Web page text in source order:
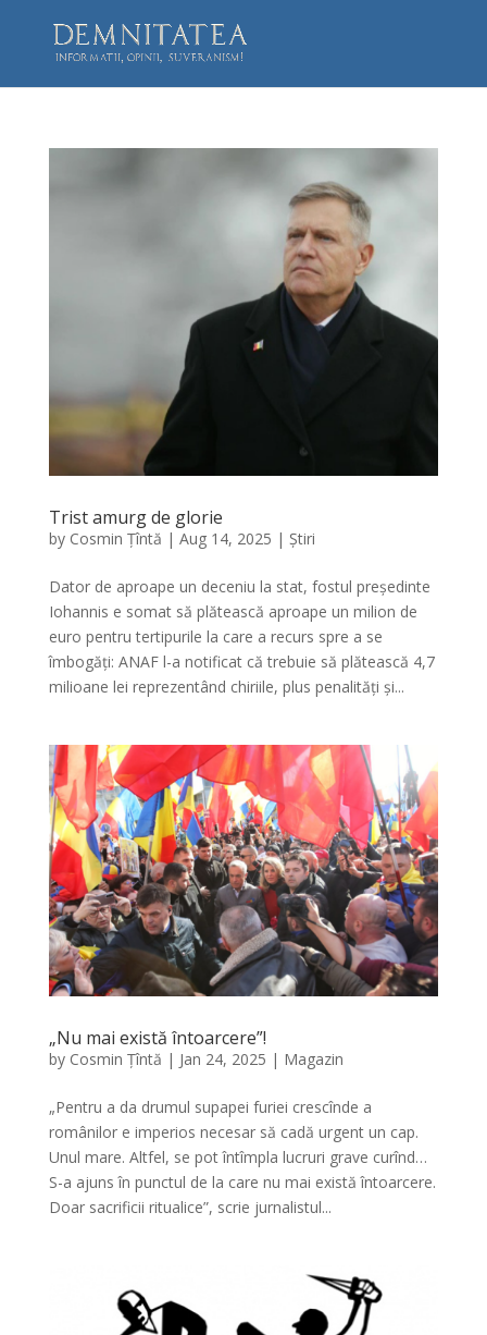
Trist amurg de glorie
by Cosmin Țîntă | Aug 14, 2025 | Știri
Dator de aproape un deceniu la stat, fostul președinte
Iohannis e somat să plătească aproape un milion de
euro pentru tertipurile la care a recurs spre a se
îmbogăți: ANAF l-a notificat că trebuie să plătească 4,7
milioane lei reprezentând chiriile, plus penalități și...
„Nu mai există întoarcere”!
by Cosmin Țîntă | Jan 24, 2025 | Magazin
„Pentru a da drumul supapei furiei crescînde a
românilor e imperios necesar să cadă urgent un cap.
Unul mare. Altfel, se pot întîmpla lucruri grave curînd…
S-a ajuns în punctul de la care nu mai există întoarcere.
Doar sacrificii ritualice”, scrie jurnalistul...